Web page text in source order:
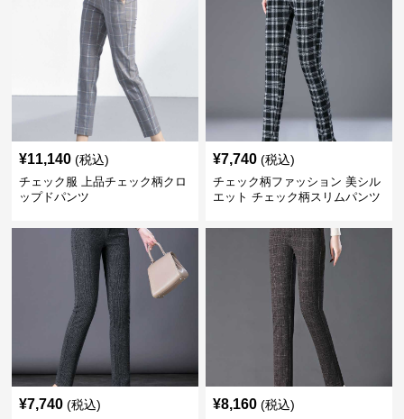
¥11,140 (税込)
チェック服 上品チェック柄クロ
ップドパンツ
¥7,740 (税込)
チェック柄ファッション 美シル
エット チェック柄スリムパンツ
¥7,740 (税込) ¥8,160 (税込)